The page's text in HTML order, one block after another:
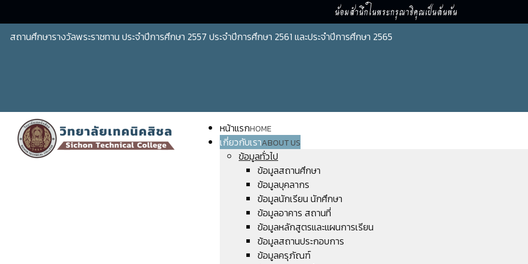
น้อมสำนึกในพระกรุณาธิคุณเป็นล้นพ้น
สถานศึกษารางวัลพระราชทาน ประจำปีการศึกษา 2557 ประจำปีการศึกษา 2561 และประจำปีการศึกษา 2565
หน้าแรกHOME
เกี่ยวกับเราABOUT US
ข้อมูลทั่วไป
ข้อมูลสถานศึกษา
ข้อมูลบุคลากร
ข้อมูลนักเรียน นักศึกษา
ข้อมูลอาคาร สถานที่
ข้อมูลหลักสูตรและแผนการเรียน
ข้อมูลสถานประกอบการ
ข้อมูลครุภัณฑ์